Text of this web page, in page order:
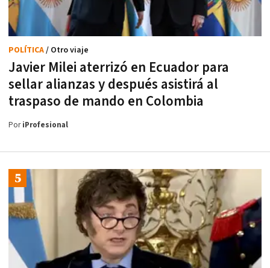
Javier Milei aterrizó en Ecuador para
sellar alianzas y después asistirá al
traspaso de mando en Colombia
POLÍTICA/ Otro viaje
PoriProfesional